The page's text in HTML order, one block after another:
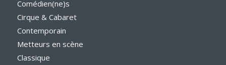
Comédien(ne)s
Cirque & Cabaret
Contemporain
Metteurs en scène
Classique